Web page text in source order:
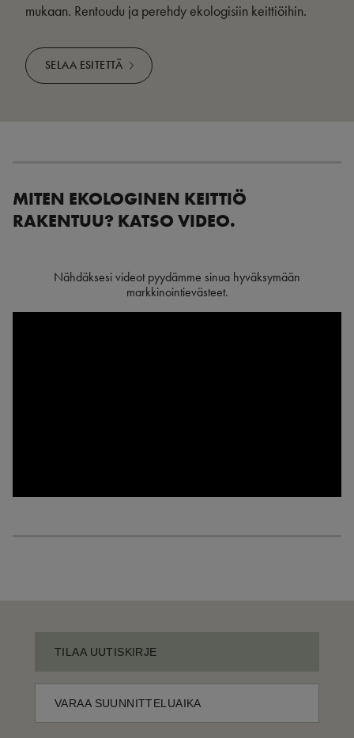
mukaan. Rentoudu ja perehdy ekologisiin keittiöihin.
SELAA ESITETTÄ
MITEN EKOLOGINEN KEITTIÖ
RAKENTUU? KATSO VIDEO.
Nähdäksesi videot pyydämme sinua hyväksymään
markkinointievästeet.
TILAA UUTISKIRJE
VARAA SUUNNITTELUAIKA